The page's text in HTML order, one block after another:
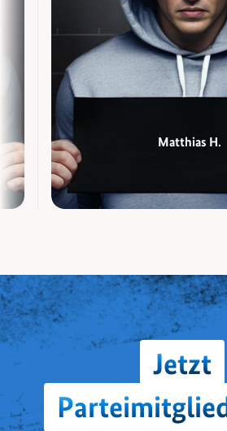
Matthias H.
Jetzt